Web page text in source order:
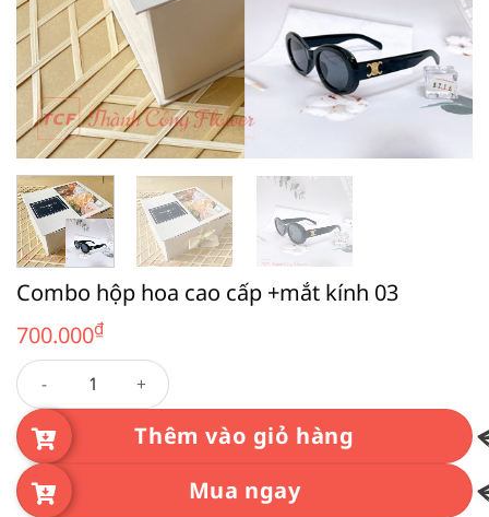
Combo hộp hoa cao cấp +mắt kính 03
700.000₫
Combo hộp hoa cao cấp +mắt kính 03 số lượng
Thêm vào giỏ hàng
Mua ngay